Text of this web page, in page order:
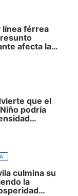
línea férrea
afecta la
Guajira
que el
podría
culmina su
la